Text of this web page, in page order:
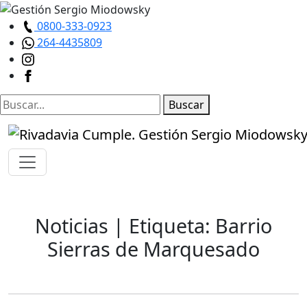
0800-333-0923
264-4435809
Buscar
Noticias | Etiqueta: Barrio
Sierras de Marquesado